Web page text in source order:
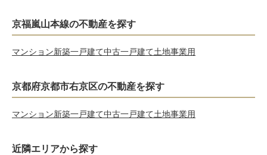
京福嵐山本線の不動産を探す
マンション新築一戸建て中古一戸建て土地事業用
京都府京都市右京区の不動産を探す
マンション新築一戸建て中古一戸建て土地事業用
近隣エリアから探す